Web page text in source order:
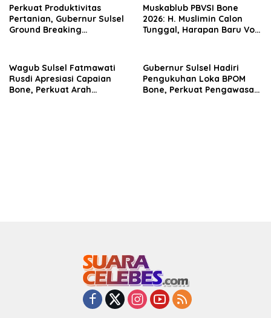
Perkuat Produktivitas
Pertanian, Gubernur Sulsel
Ground Breaking
Muskablub PBVSI Bone
2026: H. Muslimin Calon
Tunggal, Harapan Baru Voli
Wagub Sulsel Fatmawati
Rusdi Apresiasi Capaian
Bone, Perkuat Arah
Gubernur Sulsel Hadiri
Pengukuhan Loka BPOM
Bone, Perkuat Pengawasan